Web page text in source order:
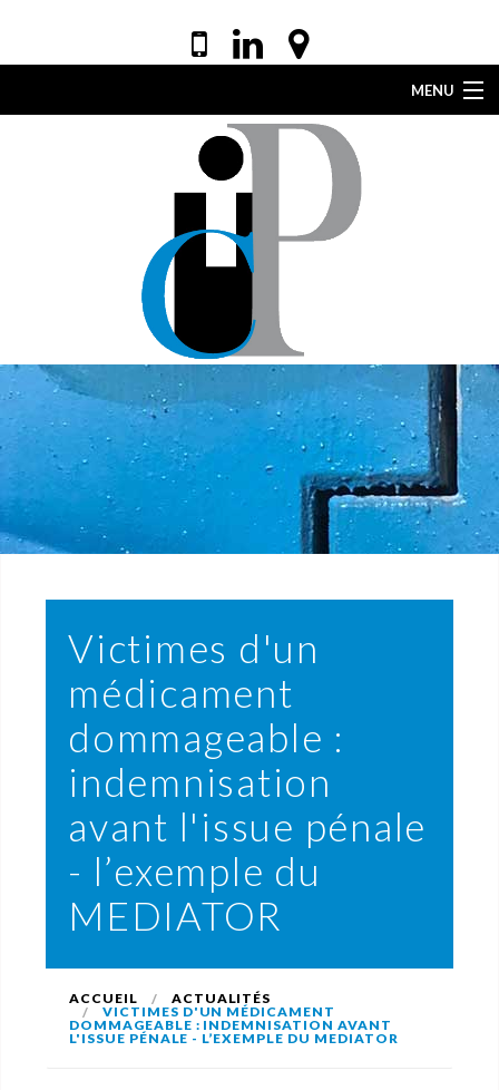
MENU
DROIT DE LA SANTÉ
Victimes d'un
médicament
dommageable :
indemnisation
avant l'issue pénale
- l’exemple du
MEDIATOR
ACCUEIL
ACTUALITÉS
VICTIMES D'UN MÉDICAMENT
DOMMAGEABLE : INDEMNISATION AVANT
L'ISSUE PÉNALE - L’EXEMPLE DU MEDIATOR